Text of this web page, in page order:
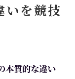
いを競技
本質的な違い